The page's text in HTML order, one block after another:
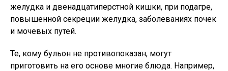
желудка и двенадцатиперстной кишки, при подагре,
повышенной секреции желудка, заболеваниях почек
и мочевых путей.
Те, кому бульон не противопоказан, могут
приготовить на его основе многие блюда. Например,